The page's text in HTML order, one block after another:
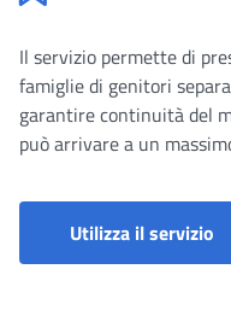
Il servizio permette di
famiglie di genitori
garantire continuità del
può arrivare a un
Utilizza il servizio